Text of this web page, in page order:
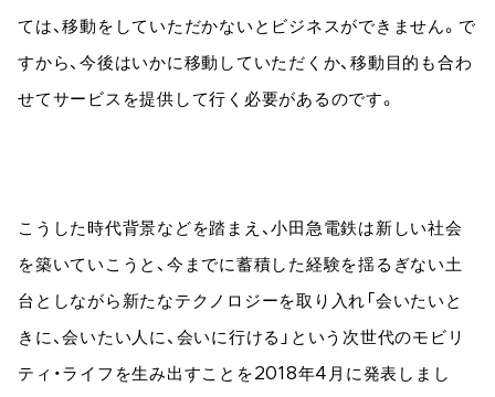
ては、移動をしていただかないとビジネスができません。で
すから、今後はいかに移動していただくか、移動目的も合わ
せてサービスを提供して行く必要があるのです。
こうした時代背景などを踏まえ、小田急電鉄は新しい社会
を築いていこうと、今までに蓄積した経験を揺るぎない土
台としながら新たなテクノロジーを取り入れ「会いたいと
きに、会いたい人に、会いに行ける」という次世代のモビリ
ティ・ライフを生み出すことを2018年4月に発表しまし